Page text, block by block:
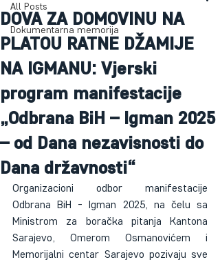
All Posts
Dokumentarna memorija
DOVA ZA DOMOVINU NA
PLATOU RATNE DŽAMIJE
NA IGMANU: Vjerski
program manifestacije
„Odbrana BiH – Igman 2025
– od Dana nezavisnosti do
Dana državnosti“
Organizacioni odbor manifestacije
Odbrana BiH - Igman 2025, na čelu sa
Ministrom za boračka pitanja Kantona
Sarajevo, Omerom Osmanovićem i
Memorijalni centar Sarajevo pozivaju sve